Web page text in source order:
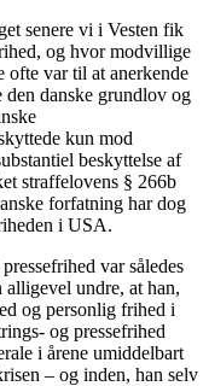
senere vi i Vesten fik
og hvor modvillige
ofte var til at anerkende
den danske grundlov og
kun mod
beskyttelse af
straffelovens § 266b
forfatning har dog
i USA.
var således
undre, at han,
og personlig frihed i
og pressefrihed
i årene umiddelbart
– og inden, han selv